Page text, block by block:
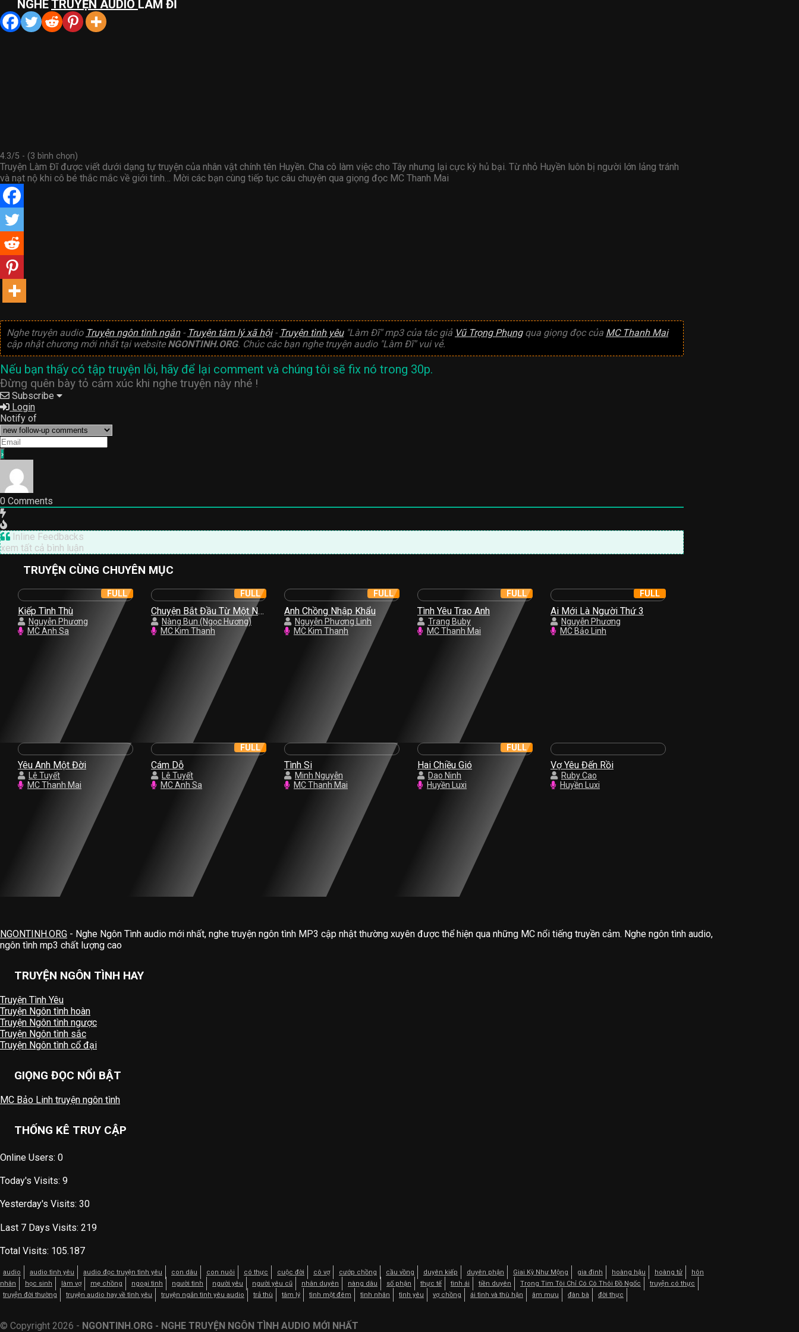
NGHETRUYỆN AUDIO LÀM ĐĨ
4.3/5 - (3 bình chọn)
Truyện Làm Đĩ được viết dưới dạng tự truyện của nhân vật chính tên Huyền. Cha cô làm việc cho Tây nhưng lại cực kỳ hủ bại. Từ nhỏ Huyền luôn bị người lớn lảng tránh
và nạt nộ khi cô bé thắc mắc về giới tính… Mời các bạn cùng tiếp tục câu chuyện qua giọng đọc MC Thanh Mai
Nghe truyện audio Truyện ngôn tình ngắn- Truyện tâm lý xã hội- Truyện tình yêu"Làm Đĩ" mp3 của tác giả Vũ Trọng Phụngqua giọng đọc của MC Thanh Mai
cập nhật chương mới nhất tại website NGONTINH.ORG. Chúc các bạn nghe truyện audio "Làm Đĩ" vui vẻ.
Nếu bạn thấy có tập truyện lỗi, hãy để lại comment và chúng tôi sẽ fix nó trong 30p.
Đừng quên bày tỏ cảm xúc khi nghe truyện này nhé !
Subscribe
Login
Notify of
0 Comments
Inline Feedbacks
xem tất cả bình luận
TRUYỆN CÙNG CHUYÊN MỤC
Kiếp Tình Thù
Nguyễn Phương
MC Anh Sa
FULL
Chuyện Bắt Đầu Từ Một Nụ
HồngNàng Bun (Ngọc Hương)
MC Kim Thanh
FULL
Anh Chồng Nhập Khẩu
Nguyễn Phương Linh
MC Kim Thanh
FULL
Tình Yêu Trao Anh
Trang Buby
MC Thanh Mai
FULL
Ai Mới Là Người Thứ 3
Nguyễn Phương
MC Bảo Linh
FULL
Yêu Anh Một Đời
Lê Tuyết
MC Thanh Mai
Cám Dỗ
Lê Tuyết
MC Anh Sa
FULL
Tình Si
Minh Nguyễn
MC Thanh Mai
Hai Chiều Gió
Dao Ninh
Huyền Luxi
FULL
Vợ Yêu Đến Rồi
Ruby Cao
Huyền Luxi
NGONTINH.ORG - Nghe Ngôn Tình audio mới nhất, nghe truyện ngôn tình MP3 cập nhật thường xuyên được thể hiện qua những MC nổi tiếng truyền cảm. Nghe ngôn tình audio,
ngôn tình mp3 chất lượng cao
TRUYỆN NGÔN TÌNH HAY
Truyện Tình Yêu
Truyện Ngôn tình hoàn
Truyện Ngôn tình ngược
Truyện Ngôn tình sắc
Truyện Ngôn tình cổ đại
GIỌNG ĐỌC NỔI BẬT
MC Bảo Linh truyện ngôn tình
THỐNG KÊ TRUY CẬP
Online Users: 0
Today's Visits: 9
Yesterday's Visits: 30
Last 7 Days Visits: 219
Total Visits: 105.187
audio audio tình yêu audio đọc truyện tình yêu con dâu con nuôi có thực cuộc đời cô vợ cướp chồng cầu vồng duyên kiếp duyên phận Giai Kỳ Như Mộng gia đình hoàng hậu hoàng tử
hôn
nhân
học sinh làm vợ mẹ chồng ngoại tình người tình người yêu người yêu cũ nhân duyên nàng dâu số phận thực tế tình ái tiền duyên Trong Tim Tôi Chỉ Có Cô Thôi Đồ Ngốc
truyện có thực
truyện đời thường
truyện audio hay về tình yêu truyện ngắn tình yêu audio trả thù tâm lý tình một đêm tình nhân tình yêu vợ chồng ái tình và thù hận âm mưu đàn bà đời thực
© Copyright 2026 - NGONTINH.ORG - NGHE TRUYỆN NGÔN TÌNH AUDIO MỚI NHẤT